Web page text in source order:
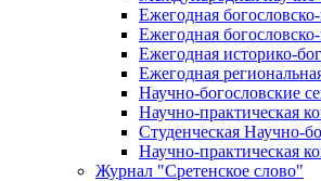
Ежегодная
Ежегодная
Ежегодная историко-
Ежегодная
Научно-богословские
Научно-практическая
Студенческая Научно-
Научно-практическая
Журнал "Сретенское слово"